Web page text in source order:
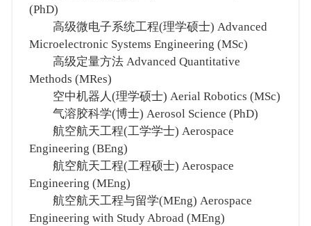
(PhD)
高级微电子系统工程(理学硕士) Advanced
Microelectronic Systems Engineering (MSc)
高级定量方法 Advanced Quantitative
Methods (MRes)
空中机器人(理学硕士) Aerial Robotics (MSc)
气溶胶科学(博士) Aerosol Science (PhD)
航空航天工程(工学学士) Aerospace
Engineering (BEng)
航空航天工程(工程硕士) Aerospace
Engineering (MEng)
航空航天工程与留学(MEng) Aerospace
Engineering with Study Abroad (MEng)